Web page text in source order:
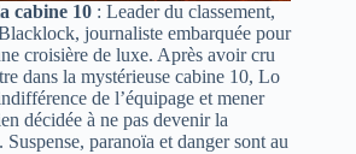
cabine 10 : Leader du classement,
journaliste embarquée pour
croisière de luxe. Après avoir cru
dans la mystérieuse cabine 10, Lo
de l’équipage et mener
décidée à ne pas devenir la
paranoïa et danger sont au